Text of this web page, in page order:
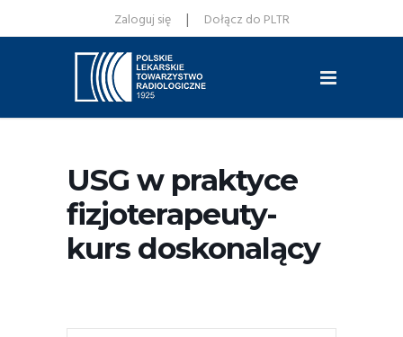
Zaloguj się | Dołącz do PLTR
USG w praktyce
fizjoterapeuty-
kurs doskonalący